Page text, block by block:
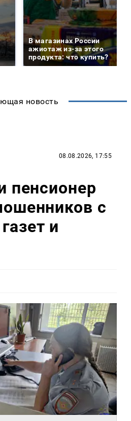
В магазинах России
ажиотаж из-за этого
продукта: что купить?
новость
08.08.2026, 17:55
пенсионер
с
и